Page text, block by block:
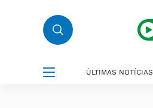
ÚLTIMAS NOTÍCIAS